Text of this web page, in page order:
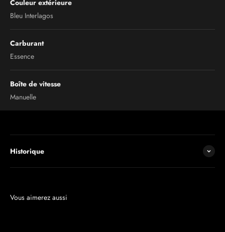
Couleur extérieure
Bleu Interlagos
Carburant
Essence
Boîte de vitesse
Manuelle
Historique